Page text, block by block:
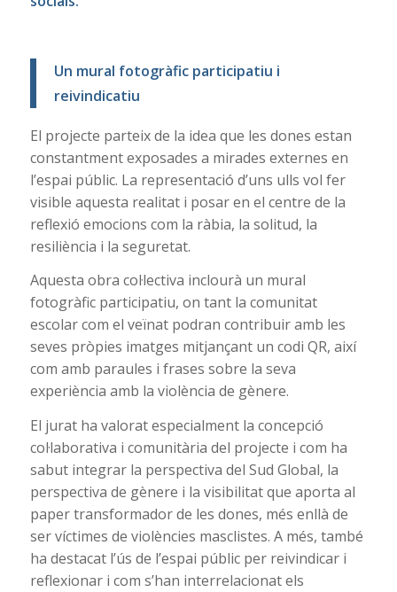
Un mural fotogràfic participatiu i
reivindicatiu
El projecte parteix de la idea que les dones estan
constantment exposades a mirades externes en
l’espai públic. La representació d’uns ulls vol fer
visible aquesta realitat i posar en el centre de la
reflexió emocions com la ràbia, la solitud, la
resiliència i la seguretat.
Aquesta obra col·lectiva inclourà un mural
fotogràfic participatiu, on tant la comunitat
escolar com el veïnat podran contribuir amb les
seves pròpies imatges mitjançant un codi QR, així
com amb paraules i frases sobre la seva
experiència amb la violència de gènere.
El jurat ha valorat especialment la concepció
col·laborativa i comunitària del projecte i com ha
sabut integrar la perspectiva del Sud Global, la
perspectiva de gènere i la visibilitat que aporta al
paper transformador de les dones, més enllà de
ser víctimes de violències masclistes. A més, també
ha destacat l’ús de l’espai públic per reivindicar i
reflexionar i com s’han interrelacionat els